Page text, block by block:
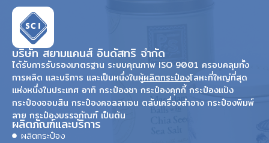
บริษัท สยามแคนส์ อินดัสทริ จำกัด
ได้รับการรับรองมาตรฐาน ระบบคุณภาพ ISO 9001 ครอบคลุมทั้ง
การผลิต และบริการ และเป็นหนึ่งในผู้ผลิตกระป๋องโลหะที่ใหญ่ที่สุด
แห่งหนึ่งในประเทศ อาทิ กระป๋องชา กระป๋องคุกกี้ กระป๋องแป้ง
กระป๋องออมสิน กระป๋องคอลลาเจน ตลับเครื่องสำอาง กระป๋องพิมพ์
ลาย กระป๋องบรรจุภัณฑ์ เป็นต้น
ผลิตภัณฑ์และบริการ
ผลิตกระป๋อง